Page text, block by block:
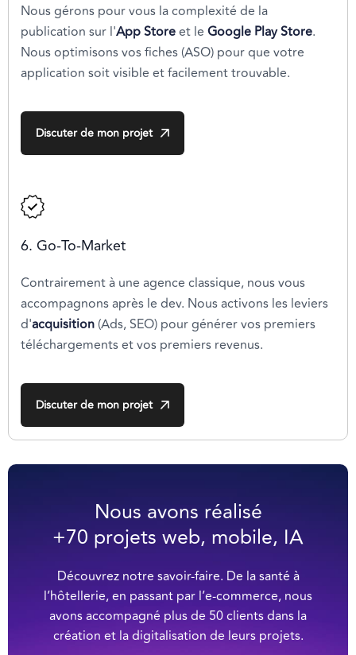
Nous gérons pour vous la complexité de la
publication sur l'App Storeet le Google Play Store.
Nous optimisons vos fiches (ASO) pour que votre
application soit visible et facilement trouvable.
Discuter de mon projet
6. Go-To-Market
Contrairement à une agence classique, nous vous
accompagnons après le dev. Nous activons les leviers
d'acquisition (Ads, SEO) pour générer vos premiers
téléchargements et vos premiers revenus.
Discuter de mon projet
Nous avons réalisé
+70 projets web, mobile, IA
Découvrez notre savoir-faire. De la santé à
l’hôtellerie, en passant par l’e-commerce, nous
avons accompagné plus de 50 clients dans la
création et la digitalisation de leurs projets.